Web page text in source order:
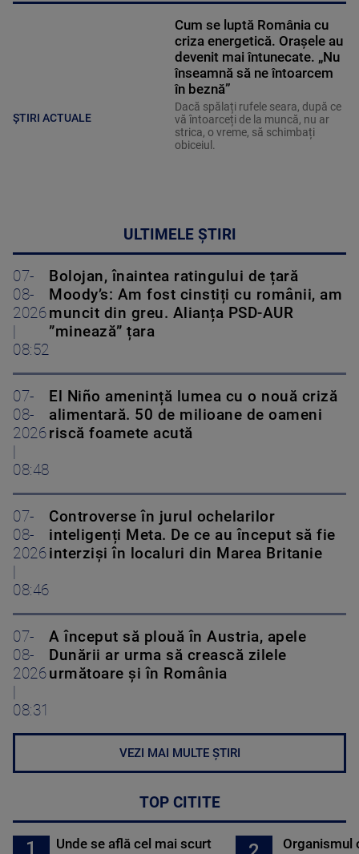
ȘTIRI ACTUALE
Cum se luptă România cu
criza energetică. Orașele au
devenit mai întunecate. „Nu
înseamnă să ne întoarcem
în beznă”
Dacă spălați rufele seara, după ce
vă întoarceți de la muncă, nu ar
strica, o vreme, să schimbați
obiceiul.
ULTIMELE ȘTIRI
07-
08-
2026
08:52
Bolojan, înaintea ratingului de țară
Moody’s: Am fost cinstiți cu românii, am
muncit din greu. Alianța PSD-AUR
”minează” țara
07-
08-
2026
08:48
El Niño amenință lumea cu o nouă criză
alimentară. 50 de milioane de oameni
riscă foamete acută
07-
08-
2026
08:46
Controverse în jurul ochelarilor
inteligenți Meta. De ce au început să fie
interziși în localuri din Marea Britanie
07-
08-
2026
08:31
A început să plouă în Austria, apele
Dunării ar urma să crească zilele
următoare și în România
VEZI MAI MULTE ȘTIRI
TOP CITITE
1
Unde se află cel mai scurt
Organismul